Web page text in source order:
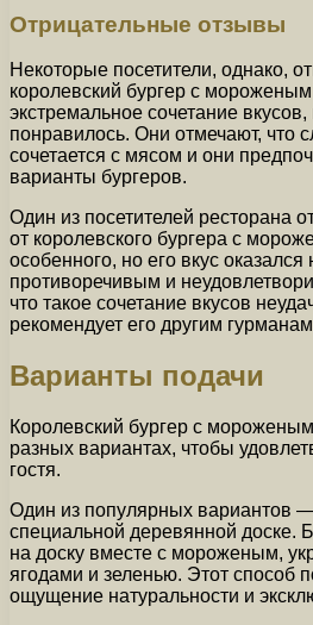
Отрицательные отзывы
Некоторые посетители, однако,
королевский бургер с
экстремальное сочетание
понравилось. Они отмечают, что
сочетается с мясом и они
варианты бургеров.
Один из посетителей ресторана
от королевского бургера с
особенного, но его вкус
противоречивым и
что такое сочетание вкусов
рекомендует его другим
Варианты подачи
Королевский бургер с
разных вариантах, чтобы
гостя.
Один из популярных вариантов
специальной деревянной доске.
на доску вместе с мороженым,
ягодами и зеленью. Этот способ
ощущение натуральности и